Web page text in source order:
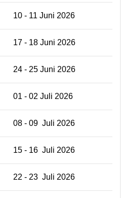
10 - 11 Juni 2026
17 - 18 Juni 2026
24 - 25 Juni 2026
01 - 02 Juli 2026
08 - 09 Juli 2026
15 - 16 Juli 2026
22 - 23 Juli 2026